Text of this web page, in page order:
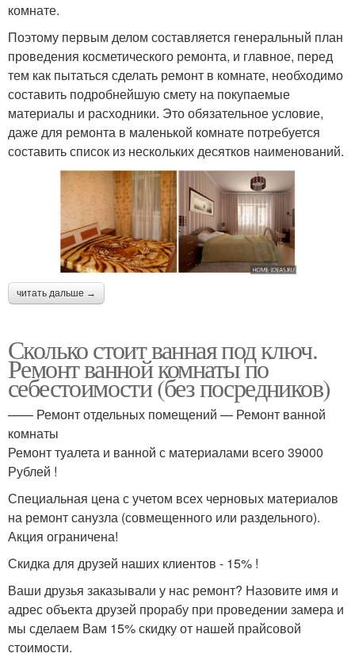
комнате.
Поэтому первым делом составляется генеральный план
проведения косметического ремонта, и главное, перед
тем как пытаться сделать ремонт в комнате, необходимо
составить подробнейшую смету на покупаемые
материалы и расходники. Это обязательное условие,
даже для ремонта в маленькой комнате потребуется
составить список из нескольких десятков наименований.
читать дальше →
Сколько стоит ванная под ключ.
Ремонт ванной комнаты по
себестоимости (без посредников)
—— Ремонт отдельных помещений — Ремонт ванной
комнаты
Ремонт туалета и ванной с материалами всего 39000
Рублей !
Специальная цена с учетом всех черновых материалов
на ремонт санузла (совмещенного или раздельного).
Акция ограничена!
Скидка для друзей наших клиентов - 15% !
Ваши друзья заказывали у нас ремонт? Назовите имя и
адрес объекта друзей прорабу при проведении замера и
мы сделаем Вам 15% скидку от нашей прайсовой
стоимости.